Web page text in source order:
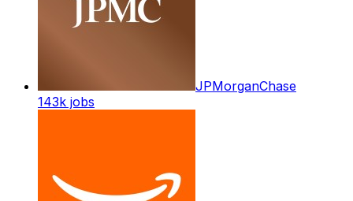
JPMorganChase
143k jobs